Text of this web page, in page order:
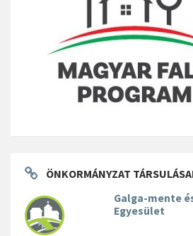
ÖNKORMÁNYZAT
Galga-mente
Egyesület